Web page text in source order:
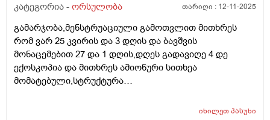
კატეგორია - ორსულობა თარიღი : 12-11-2025
გამარჯობა,მენსტრუაციული გამოთვლით მითხრეს
რომ ვარ 25 კვირის და 3 დღის და ბავშვის
მონაცემებით 27 და 1 დღის,დღეს გადავიღე 4 დე
ექოსკოპია და მითხრეს ამიონური სითხეა
მომატებული,სტრუქტურა
ნაადრევი მშობიარობის,მაქვს ამ ბოლოს წელის
იხილეთპასუხი